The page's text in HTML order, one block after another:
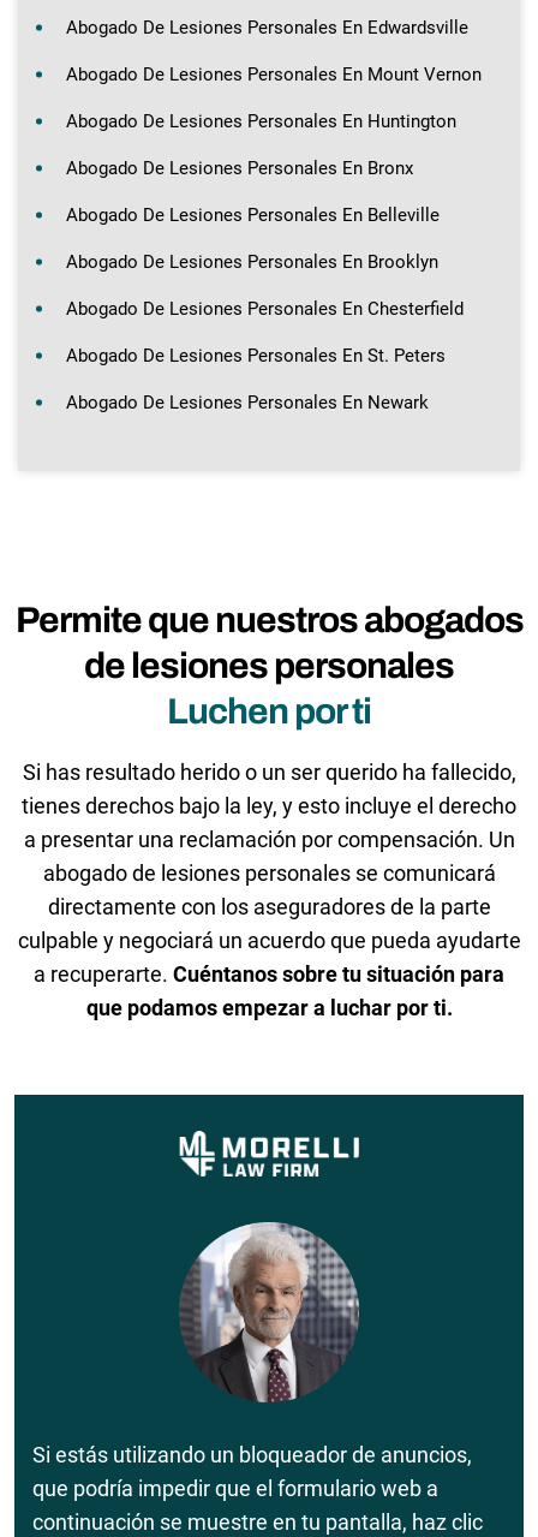
Abogado De Lesiones Personales En Edwardsville
Abogado De Lesiones Personales En Mount Vernon
Abogado De Lesiones Personales En Huntington
Abogado De Lesiones Personales En Bronx
Abogado De Lesiones Personales En Belleville
Abogado De Lesiones Personales En Brooklyn
Abogado De Lesiones Personales En Chesterfield
Abogado De Lesiones Personales En St. Peters
Abogado De Lesiones Personales En Newark
Permite que nuestros abogados
de lesiones personales
Luchen por ti
Si has resultado herido o un ser querido ha fallecido,
tienes derechos bajo la ley, y esto incluye el derecho
a presentar una reclamación por compensación. Un
abogado de lesiones personales se comunicará
directamente con los aseguradores de la parte
culpable y negociará un acuerdo que pueda ayudarte
a recuperarte. Cuéntanos sobre tu situación para
que podamos empezar a luchar por ti.
Si estás utilizando un bloqueador de anuncios,
que podría impedir que el formulario web a
continuación se muestre en tu pantalla, haz clic